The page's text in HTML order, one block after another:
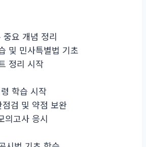
요 개념 정리
및 민사특별법 기초
정리 시작
학습 시작
검 및 약점 보완
의고사 응시